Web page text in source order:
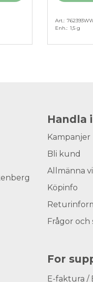
Art.
Enh. 1,5 g
Handla
Kampanjer
Bli kund
Allmänna
Köpinfo
Frågor och
For
E-faktura /